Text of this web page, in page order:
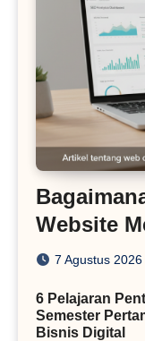
Website
dengan
7 Agustus 2026
6 Pelajaran
Semester
Bisnis Digital